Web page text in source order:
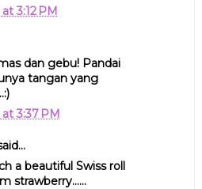
3:12 PM
dan gebu! Pandai
tangan yang
at 3:37 PM
a beautiful Swiss roll
strawberry......